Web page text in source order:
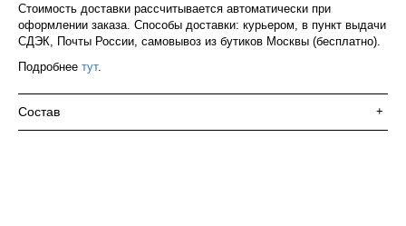
Стоимость доставки рассчитывается автоматически при
оформлении заказа. Способы доставки: курьером, в пункт выдачи
СДЭК, Почты России, самовывоз из бутиков Москвы (бесплатно).
Подробнее тут.
Состав +